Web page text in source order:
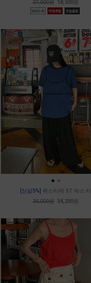
37,000원 18,500원
● ●
[신상5%] 뷔스티에 ST 박스 티
36,000원 34,200원